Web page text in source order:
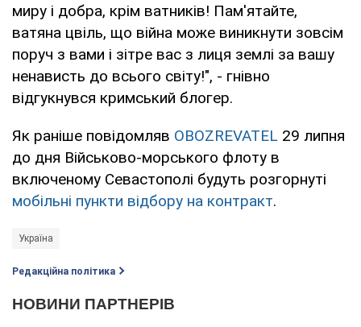
миру і добра, крім ватників! Пам'ятайте,
ватяна цвіль, що війна може виникнути зовсім
поруч з вами і зітре вас з лиця землі за вашу
ненависть до всього світу!", - гнівно
відгукнувся кримський блогер.
Як раніше повідомляв OBOZREVATEL 29 липня
до дня Військово-морського флоту в
включеному Севастополі будуть розгорнуті
мобільні пункти відбору на контракт.
Україна
Редакційна політика